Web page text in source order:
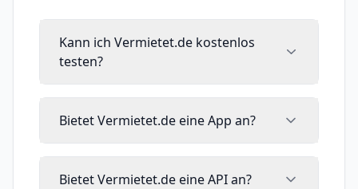
Kann ich Vermietet.de kostenlos
testen?
Bietet Vermietet.de eine App an?
Bietet Vermietet.de eine API an?